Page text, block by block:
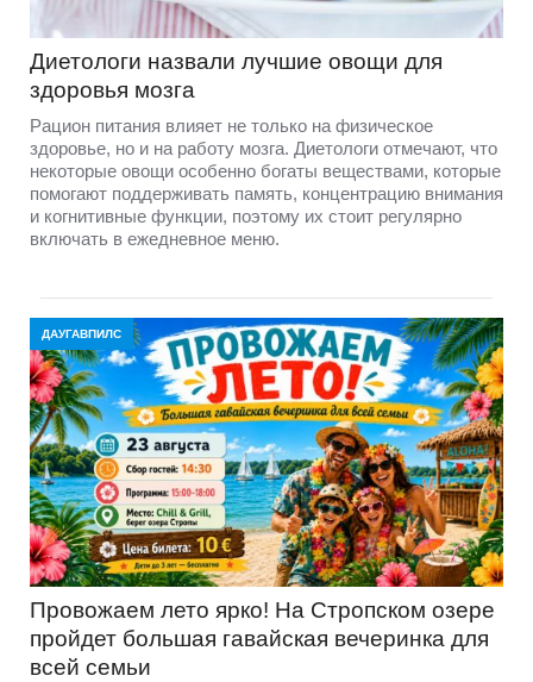
Диетологи назвали лучшие овощи для
здоровья мозга
Рацион питания влияет не только на физическое
здоровье, но и на работу мозга. Диетологи отмечают, что
некоторые овощи особенно богаты веществами, которые
помогают поддерживать память, концентрацию внимания
и когнитивные функции, поэтому их стоит регулярно
включать в ежедневное меню.
ДАУГАВПИЛС
Провожаем лето ярко! На Стропском озере
пройдет большая гавайская вечеринка для
всей семьи